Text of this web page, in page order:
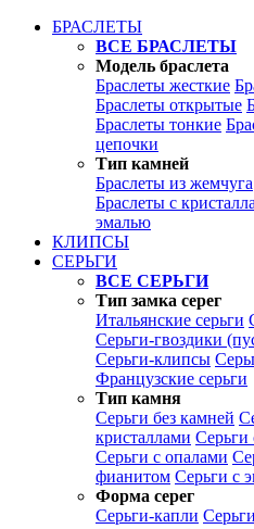
БРАСЛЕТЫ
ВСЕ БРАСЛЕТЫ
Модель браслета
Браслеты жесткие
Браслеты открытые
Браслеты тонкие
цепочки
Тип камней
Браслеты из жемчуга
Браслеты с
эмалью
КЛИПСЫ
СЕРЬГИ
ВСЕ СЕРЬГИ
Тип замка серег
Итальянские серьги
Серьги-гвоздики
Серьги-клипсы
Французские серьги
Тип камня
Серьги без камней
кристаллами Серьги
Серьги с опалами
фианитом Серьги с
Форма серег
Серьги-капли